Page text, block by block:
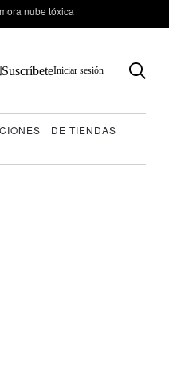
nube tóxica
SuscríbeteIniciar sesión
DE TIENDAS